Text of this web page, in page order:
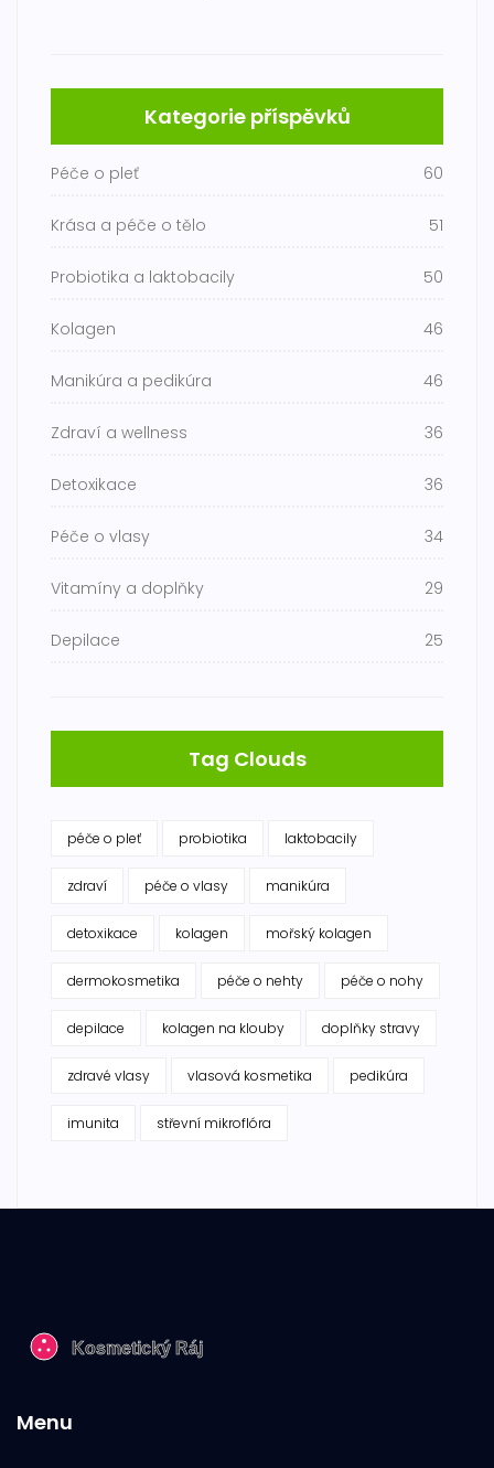
Kategorie příspěvků
Péče o pleť 60
Krása a péče o tělo 51
Probiotika a laktobacily 50
Kolagen 46
Manikúra a pedikúra 46
Zdraví a wellness 36
Detoxikace 36
Péče o vlasy 34
Vitamíny a doplňky 29
Depilace 25
Tag Clouds
péče o pleť probiotika laktobacily
zdraví péče o vlasy manikúra
detoxikace kolagen mořský kolagen
dermokosmetika péče o nehty péče o nohy
depilace kolagen na klouby doplňky stravy
zdravé vlasy vlasová kosmetika pedikúra
imunita střevní mikroflóra
Menu